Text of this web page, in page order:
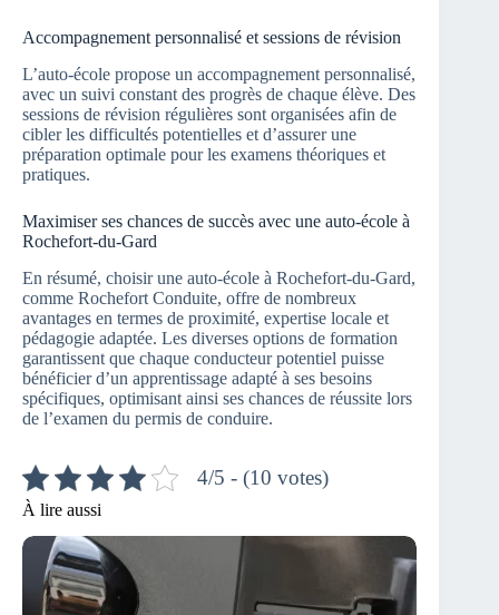
Accompagnement personnalisé et sessions de révision
L’auto-école propose un accompagnement personnalisé,
avec un suivi constant des progrès de chaque élève. Des
sessions de révision régulières sont organisées afin de
cibler les difficultés potentielles et d’assurer une
préparation optimale pour les examens théoriques et
pratiques.
Maximiser ses chances de succès avec une auto-école à
Rochefort-du-Gard
En résumé, choisir une auto-école à Rochefort-du-Gard,
comme Rochefort Conduite, offre de nombreux
avantages en termes de proximité, expertise locale et
pédagogie adaptée. Les diverses options de formation
garantissent que chaque conducteur potentiel puisse
bénéficier d’un apprentissage adapté à ses besoins
spécifiques, optimisant ainsi ses chances de réussite lors
de l’examen du permis de conduire.
4/5 - (10 votes)
À lire aussi